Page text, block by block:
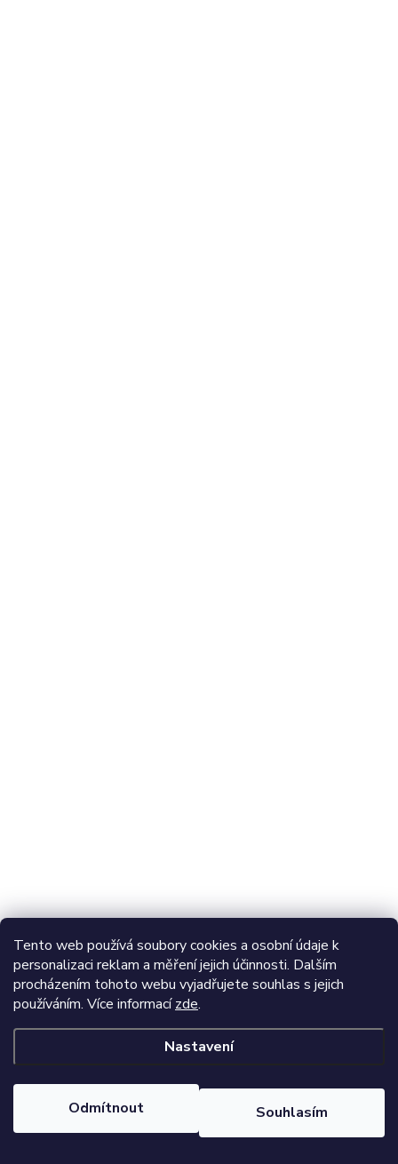
Tento web používá soubory cookies a osobní údaje k
personalizaci reklam a měření jejich účinnosti. Dalším
procházením tohoto webu vyjadřujete souhlas s jejich
používáním. Více informacízde.
Nastavení
Odmítnout Souhlasím